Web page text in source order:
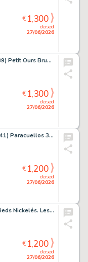
closed
27/06/2026
€1,300
Danièle BOUR (Née en 1939) Petit Ours Brun n°123. Petit...
closed
27/06/2026
€1,300
Giménez, Carlos (né en 1941) Paracuellos 3, Capitulo...
closed
27/06/2026
€1,200
PELLOS (1900-1998) Les pieds Nickelés. Les pieds nickelés...
closed
27/06/2026
€1,200